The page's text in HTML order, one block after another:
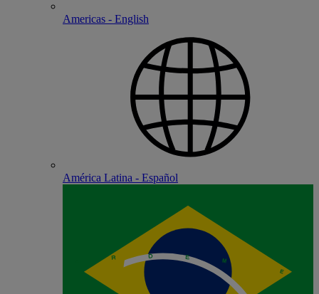
Americas - English
América Latina - Español